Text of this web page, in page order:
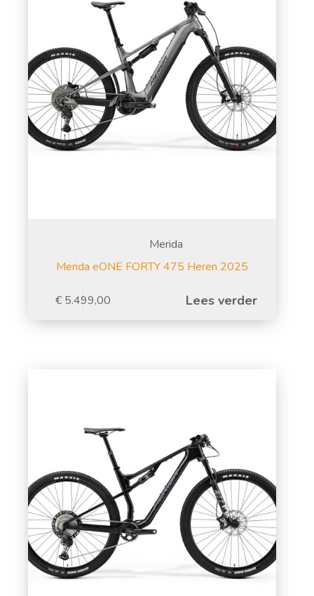
Merida
Merida eONE FORTY 475 Heren 2025
€ 5.499,00 Lees verder